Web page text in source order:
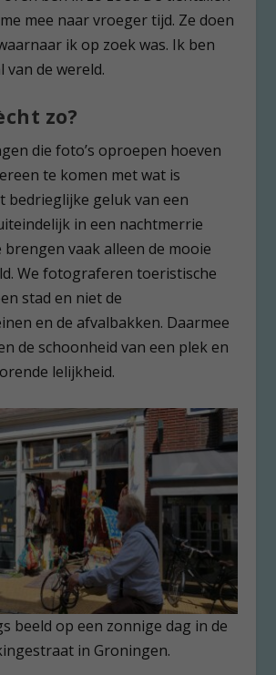
mee naar vroeger tijd. Ze doen
ik op zoek was. Ik ben
van de wereld.
zo?
die foto’s oproepen hoeven
te komen met wat is
bedrieglijke geluk van een
in een nachtmerrie
brengen vaak alleen de mooie
We fotograferen toeristische
stad en niet de
en de afvalbakken. Daarmee
de schoonheid van een plek en
lelijkheid.
beeld op een zonnige dag in de
in Groningen.